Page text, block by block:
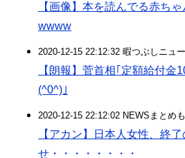
【画像】本を読んでる赤ち
wwww
2020-12-15 22:12:32 暇つぶしニュ
【朗報】菅首相｢定額給付金
(^0^)｣
2020-12-15 22:12:02 NEWSまとめ
【アカン】日本人女性、終
せ・・・・・・・・